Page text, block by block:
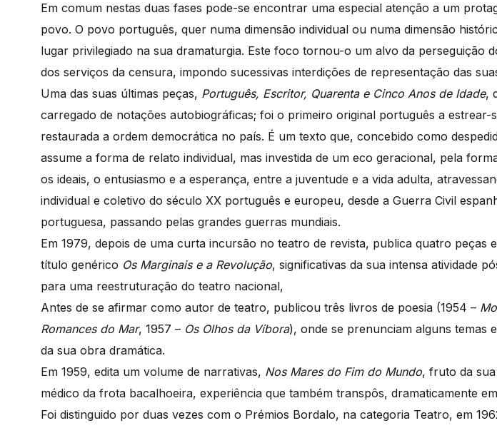
Em comum nestas duas fases pode-se encontrar uma especial atenção a um
povo. O povo português, quer numa dimensão individual ou numa dimensão
lugar privilegiado na sua dramaturgia. Este foco tornou-o um alvo da perseguição
dos serviços da censura, impondo sucessivas interdições de representação das
Uma das suas últimas peças, Português, Escritor, Quarenta e Cinco Anos de Idade,
carregado de notações autobiográficas; foi o primeiro original português a estrear-
restaurada a ordem democrática no país. É um texto que, concebido como
assume a forma de relato individual, mas investida de um eco geracional, pela
os ideais, o entusiasmo e a esperança, entre a juventude e a vida adulta,
individual e coletivo do século XX português e europeu, desde a Guerra Civil
portuguesa, passando pelas grandes guerras mundiais.
Em 1979, depois de uma curta incursão no teatro de revista, publica quatro peças
título genérico Os Marginais e a Revolução, significativas da sua intensa atividade
para uma reestruturação do teatro nacional,
Antes de se afirmar como autor de teatro, publicou três livros de poesia (1954 –
Romances do Mar, 1957 – Os Olhos da Víbora), onde se prenunciam alguns temas
da sua obra dramática.
Em 1959, edita um volume de narrativas, Nos Mares do Fim do Mundo, fruto da
médico da frota bacalhoeira, experiência que também transpôs, dramaticamente em
Foi distinguido por duas vezes com o Prémios Bordalo, na categoria Teatro, em